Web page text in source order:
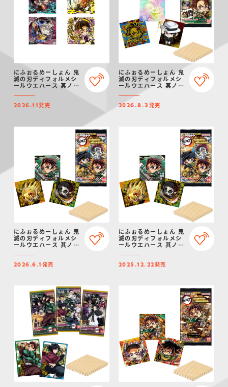
にふぉるめーしょん 鬼
滅の刃ディフォルメシ
ールウエハース 其ノ十
2026.11発売
にふぉるめーしょん 鬼
滅の刃ディフォルメシ
ールウエハース 其ノ十
2026.8.3 発売
にふぉるめーしょん 鬼
滅の刃ディフォルメシ
ールウエハース 其ノ十
2026.6.1 発売
にふぉるめーしょん 鬼
滅の刃ディフォルメシ
ールウエハース 其ノ十
2025.12.22発売